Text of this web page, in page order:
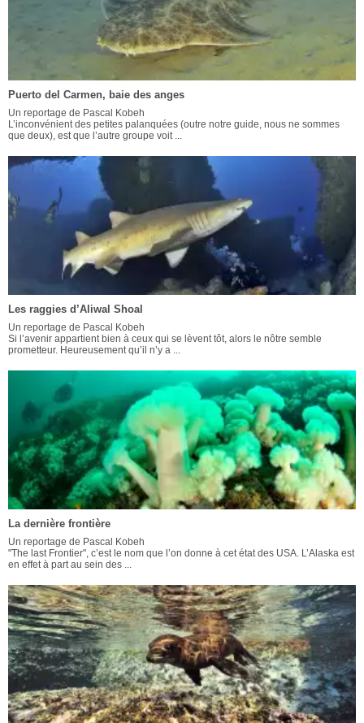
Puerto del Carmen, baie des anges
Un reportage de Pascal Kobeh
L’inconvénient des petites palanquées (outre notre guide, nous ne sommes
que deux), est que l’autre groupe voit ...
Les raggies d’Aliwal Shoal
Un reportage de Pascal Kobeh
Si l’avenir appartient bien à ceux qui se lèvent tôt, alors le nôtre semble
prometteur. Heureusement qu’il n’y a ...
La dernière frontière
Un reportage de Pascal Kobeh
"The last Frontier", c’est le nom que l’on donne à cet état des USA. L’Alaska est
en effet à part au sein des ...